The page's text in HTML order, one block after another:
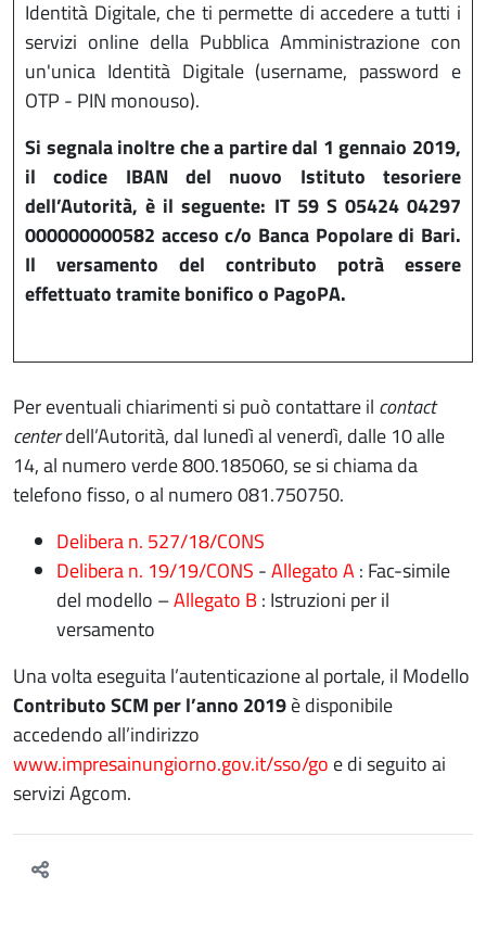
Identità Digitale, che ti permette di accedere a tutti i
servizi online della Pubblica Amministrazione con
un'unica Identità Digitale (username, password e
OTP - PIN monouso).
Si segnala inoltre che a partire dal 1 gennaio 2019,
il codice IBAN del nuovo Istituto tesoriere
dell’Autorità, è il seguente: IT 59 S 05424 04297
000000000582 acceso c/o Banca Popolare di Bari.
Il versamento del contributo potrà essere
effettuato tramite bonifico o PagoPA.
Per eventuali chiarimenti si può contattare il contact
centerdell’Autorità, dal lunedì al venerdì, dalle 10 alle
14, al numero verde 800.185060, se si chiama da
telefono fisso, o al numero 081.750750.
Delibera n. 527/18/CONS
Delibera n. 19/19/CONS -Allegato A: Fac-simile
del modello –Allegato B: Istruzioni per il
versamento
Una volta eseguita l’autenticazione al portale, il Modello
Contributo SCM per l’anno 2019è disponibile
accedendo all’indirizzo
www.impresainungiorno.gov.it/sso/go e di seguito ai
servizi Agcom.